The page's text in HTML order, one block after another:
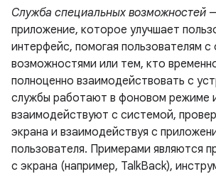
Служба специальных возможностей
приложение, которое улучшает
интерфейс, помогая пользователям с
возможностями или тем, кто
полноценно взаимодействовать с
службы работают в фоновом режиме
взаимодействуют с системой,
экрана и взаимодействуя с
пользователя. Примерами являются
с экрана (например, TalkBack),